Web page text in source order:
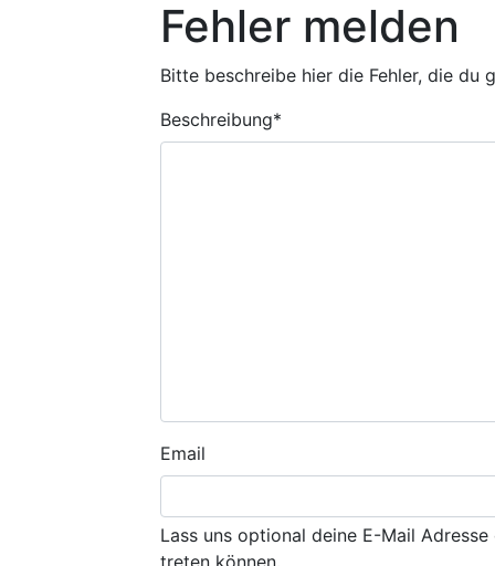
Fehler melden
Bitte beschreibe hier die Fehler, die du
Beschreibung*
Email
Lass uns optional deine E-Mail
treten können.